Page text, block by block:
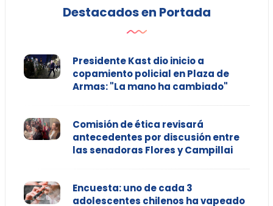
Destacados en Portada
Presidente Kast dio inicio a
copamiento policial en Plaza de
Armas: "La mano ha cambiado"
Comisión de ética revisará
antecedentes por discusión entre
las senadoras Flores y Campillai
Encuesta: uno de cada 3
adolescentes chilenos ha vapeado